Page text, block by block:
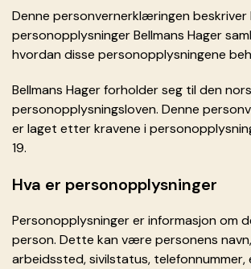
Denne personvernerklæringen beskriver
personopplysninger Bellmans Hager
hvordan disse personopplysningene
Bellmans Hager forholder seg til den
personopplysningsloven. Denne
er laget etter kravene i
19.
Hva er personopplysninger
Personopplysninger er informasjon om
person. Dette kan være personens
arbeidssted, sivilstatus,